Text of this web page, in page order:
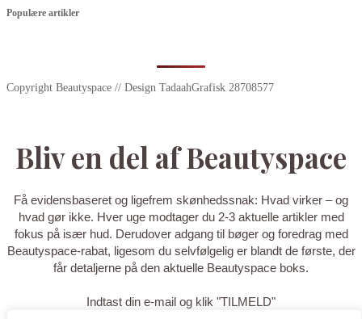
Populære artikler
Copyright Beautyspace // Design TadaahGrafisk 28708577
Bliv en del af Beautyspace
Få evidensbaseret og ligefrem skønhedssnak: Hvad virker – og
hvad gør ikke. Hver uge modtager du 2-3 aktuelle artikler med
fokus på især hud. Derudover adgang til bøger og foredrag med
Beautyspace-rabat, ligesom du selvfølgelig er blandt de første, der
får detaljerne på den aktuelle Beautyspace boks.
Indtast din e-mail og klik "TILMELD"